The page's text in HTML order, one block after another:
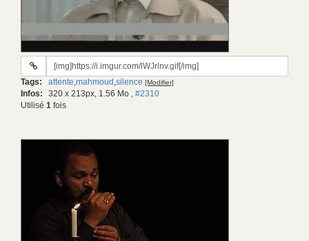
URL
gif:
Tags: attente,mahmoud ,silence [Modifier]
Infos: 320 x 213px, 1.56 Mo , #2310
Utilisé 1 fois